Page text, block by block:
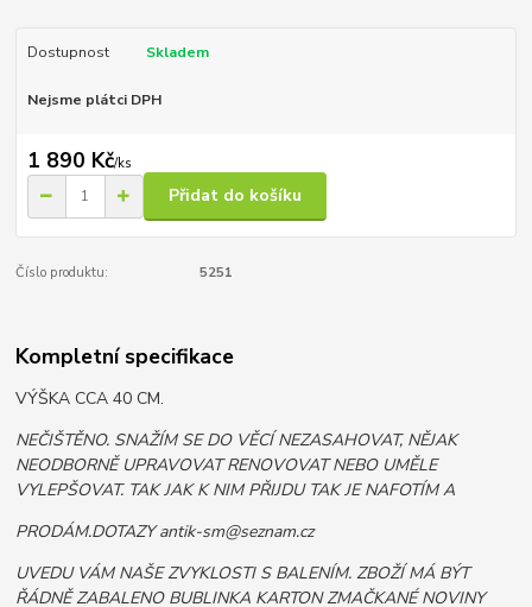
Dostupnost Skladem
Nejsme plátci DPH
1 890 Kč/ks
Přidat do košíku
Číslo produktu: 5251
Kompletní specifikace
VÝŠKA CCA 40 CM.
NEČIŠTĚNO. SNAŽÍM SE DO VĚCÍ NEZASAHOVAT, NĚJAK
NEODBORNĚ UPRAVOVAT RENOVOVAT NEBO UMĚLE
VYLEPŠOVAT. TAK JAK K NIM PŘIJDU TAK JE NAFOTÍM A
PRODÁM.DOTAZY antik-sm@seznam.cz
UVEDU VÁM NAŠE ZVYKLOSTI S BALENÍM. ZBOŽÍ MÁ BÝT
ŘÁDNĚ ZABALENO BUBLINKA KARTON ZMAČKANÉ NOVINY